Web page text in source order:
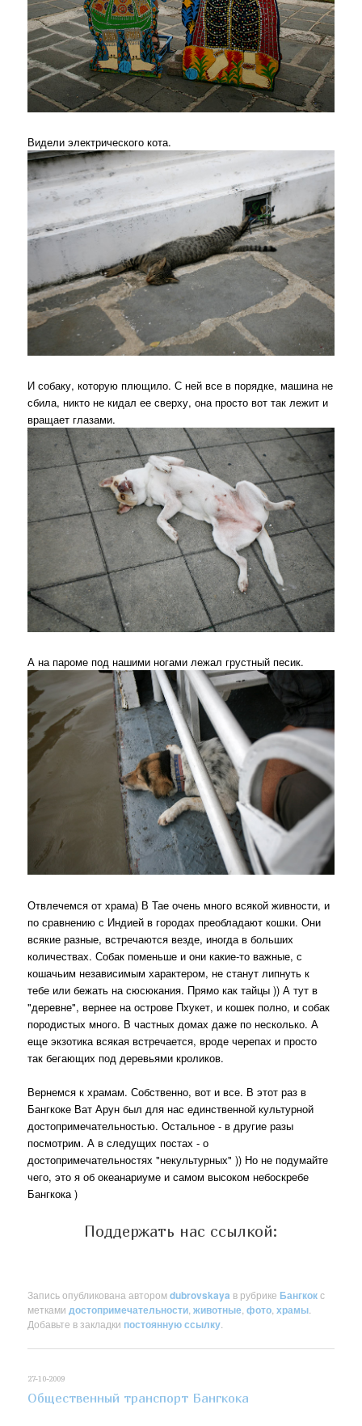
Видели электрического кота.
И собаку, которую плющило. С ней все в порядке, машина не
сбила, никто не кидал ее сверху, она просто вот так лежит и
вращает глазами.
А на пароме под нашими ногами лежал грустный песик.
Отвлечемся от храма) В Тае очень много всякой живности, и
по сравнению с Индией в городах преобладают кошки. Они
всякие разные, встречаются везде, иногда в больших
количествах. Собак поменьше и они какие-то важные, с
кошачьим независимым характером, не станут липнуть к
тебе или бежать на сюсюкания. Прямо как тайцы )) А тут в
"деревне", вернее на острове Пхукет, и кошек полно, и собак
породистых много. В частных домах даже по несколько. А
еще экзотика всякая встречается, вроде черепах и просто
так бегающих под деревьями кроликов.
Вернемся к храмам. Собственно, вот и все. В этот раз в
Бангкоке Ват Арун был для нас единственной культурной
достопримечательностью. Остальное - в другие разы
посмотрим. А в следущих постах - о
достопримечательностях "некультурных" )) Но не подумайте
чего, это я об океанариуме и самом высоком небоскребе
Бангкока )
Поддержать нас ссылкой:
Запись опубликована авторомdubrovskaya в рубрикеБангкокс
метками достопримечательности ,животные ,фото ,храмы
Добавьте в закладки постоянную ссылку
27-10-2009
Общественный транспорт Бангкока